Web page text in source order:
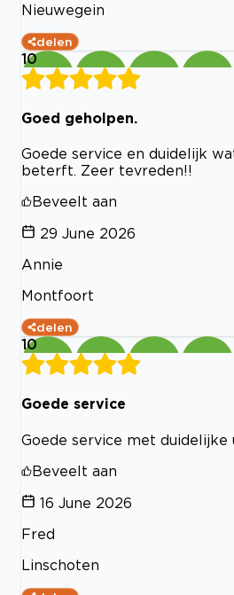
Nieuwegein
delen
10
Goed geholpen.
Goede service en duidelijk
beterft. Zeer tevreden!!
Beveelt aan
29 June 2026
Annie
Montfoort
delen
10
Goede service
Goede service met duidelijke
Beveelt aan
16 June 2026
Fred
Linschoten